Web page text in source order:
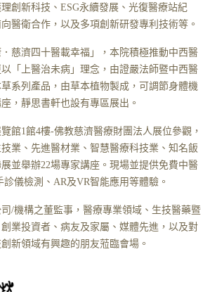
創新科技、ESG永續發展、光復醫療站紀
醫衛合作，以及多項創新研發專利技術等。
．慈濟四十醫載幸福」，本院積極推動中西醫
「上醫治未病」理念，由證嚴法師暨中西醫
系列產品，由草本植物製成，可調節身體機
，靜思書軒也設有專區展出。
館1館4樓-佛教慈濟醫療財團法人展位參觀，
業、先進醫材業、智慧醫療科技業、知名飯
並舉辦22場專家講座。現場並提供免費中醫
診儀檢測、AR及VR智能應用等體驗。
/機構之董監事，醫療專業領域、生技醫藥暨
業投資者、病友及家屬、媒體先進，以及對
新領域有興趣的朋友蒞臨會場。